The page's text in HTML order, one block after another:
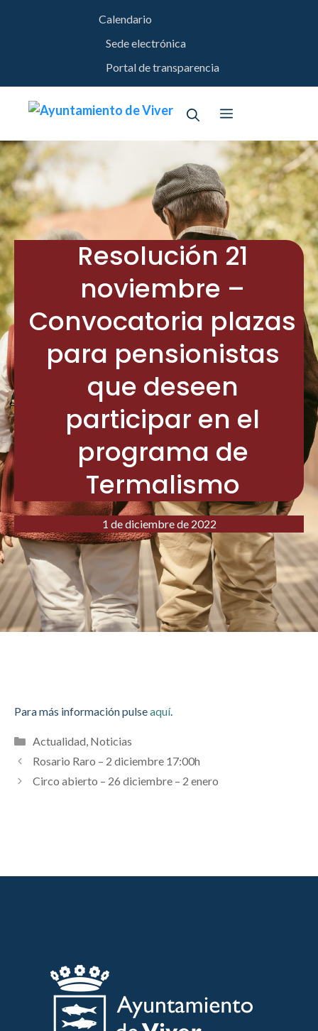
Calendario
Sede electrónica
Portal de transparencia
Menú
Resolución 21
noviembre –
Convocatoria plazas
para pensionistas
que deseen
participar en el
programa de
Termalismo
1 de diciembre de 2022
Para más información pulseaquí.
Categorías
Actualidad, Noticias
Rosario Raro – 2 diciembre 17:00h
Circo abierto – 26 diciembre – 2 enero